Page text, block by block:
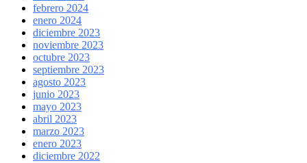
febrero 2024
enero 2024
diciembre 2023
noviembre 2023
octubre 2023
septiembre 2023
agosto 2023
junio 2023
mayo 2023
abril 2023
marzo 2023
enero 2023
diciembre 2022